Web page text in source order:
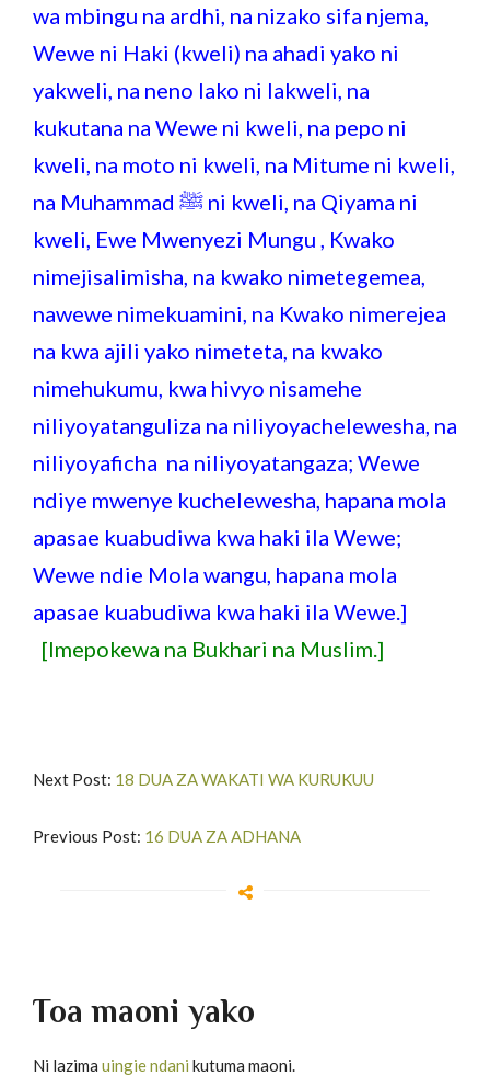
wa mbingu na ardhi, na nizako sifa njema,
Wewe ni Haki (kweli) na ahadi yako ni
yakweli, na neno lako ni lakweli, na
kukutana na Wewe ni kweli, na pepo ni
kweli, na moto ni kweli, na Mitume ni kweli,
na Muhammad ﷺ ni kweli, na Qiyama ni
kweli, Ewe Mwenyezi Mungu , Kwako
nimejisalimisha, na kwako nimetegemea,
nawewe nimekuamini, na Kwako nimerejea
na kwa ajili yako nimeteta, na kwako
nimehukumu, kwa hivyo nisamehe
niliyoyatanguliza na niliyoyachelewesha, na
niliyoyaficha na niliyoyatangaza; Wewe
ndiye mwenye kuchelewesha, hapana mola
apasae kuabudiwa kwa haki ila Wewe;
Wewe ndie Mola wangu, hapana mola
apasae kuabudiwa kwa haki ila Wewe.]
[Imepokewa na Bukhari na Muslim.]
Next Post: 18 DUA ZA WAKATI WA KURUKUU
Previous Post: 16 DUA ZA ADHANA
Toa maoni yako
Ni lazima uingie ndani kutuma maoni.